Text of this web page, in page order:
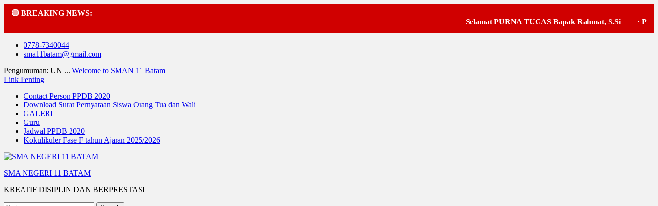
🔴 BREAKING NEWS:
Selamat PURNA TUGAS Bapak Rahmat, S.Si
Skip
0778-7340044
sma11batam@gmail.com
Pengumuman: UN ... Welcome to SMAN 11 Batam
Link Penting
Contact Person PPDB 2020
Download Surat Pernyataan Siswa Orang Tua dan Wali
GALERI
Guru
Jadwal PPDB 2020
Kokulikuler Fase F tahun Ajaran 2025/2026
SMA NEGERI 11 BATAM
KREATIF DISIPLIN DAN BERPRESTASI